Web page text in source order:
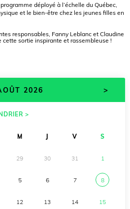
déployé à l’échelle du Québec,
et le bien-être chez les jeunes filles en
responsables, Fanny Leblanc et Claudine
cette sortie inspirante et rassembleuse !
2026 >
>
M V S
29 30 31 1
5 6 7 8
12 13 14 15